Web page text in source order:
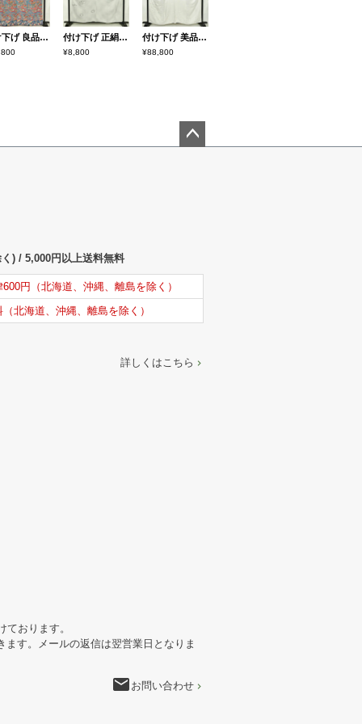
付け下げ 良品 縮緬 正絹 花柄 袷仕立て 身丈164cm 裄丈66cm リサイクル着物 着物 青・紺 付け下げ 正絹 古典柄 袷仕立て 身丈158cm 裄丈62.5cm リサイクル着物 着物 刺繍 フォーマル グレー
¥8,800
付け下げ 美品 しつけ糸付き 正絹 木の葉・植物柄 袷仕立て 身丈159.5cm 裄丈65cm リサイクル着物 着物 刺繍 箔 入学式 卒業式 七五三 お宮参り フォーマル 上品 紫・藤色
¥88,800
) / 5,000円以上送料無料
円（北海道、沖縄、離島を除く）
北海道、沖縄、離島を除く）
詳しくはこちら
ております。
す。メールの返信は翌営業日となりま
email お問い合わせ